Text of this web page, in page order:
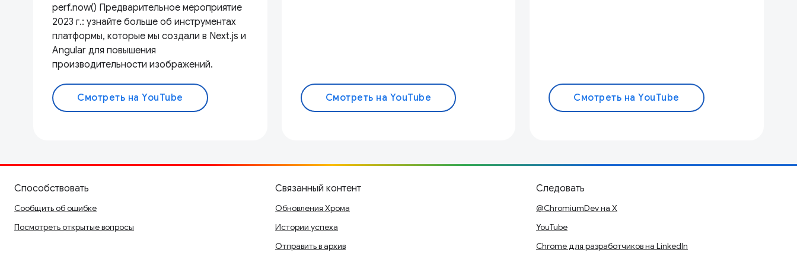
perf.now() Предварительное мероприятие
2023 г.: узнайте больше об инструментах
платформы, которые мы создали в Next.js и
Angular для повышения
производительности изображений.
Смотреть на YouTube Смотреть на YouTube Смотреть на YouTube
Способствовать
Сообщить об ошибке
Посмотреть открытые вопросы
Связанный контент
Обновления Хрома
Истории успеха
Отправить в архив
Следовать
@ChromiumDev на X
YouTube
Chrome для разработчиков на LinkedIn